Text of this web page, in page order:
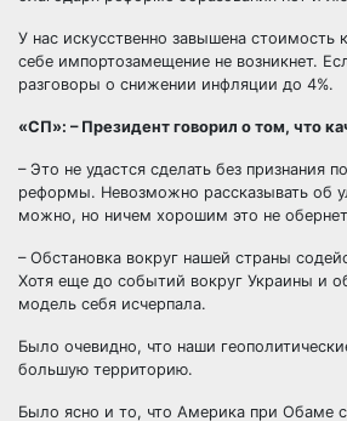
У нас искусственно завышена стоимость
себе импортозамещение не возникнет.
разговоры о снижении инфляции до 4%.
«СП»: – Президент говорил о том, что
– Это не удастся сделать без признания
реформы. Невозможно рассказывать об
можно, но ничем хорошим это не
– Обстановка вокруг нашей страны
Хотя еще до событий вокруг Украины и
модель себя исчерпала.
Было очевидно, что наши
большую территорию.
Было ясно и то, что Америка при Обаме